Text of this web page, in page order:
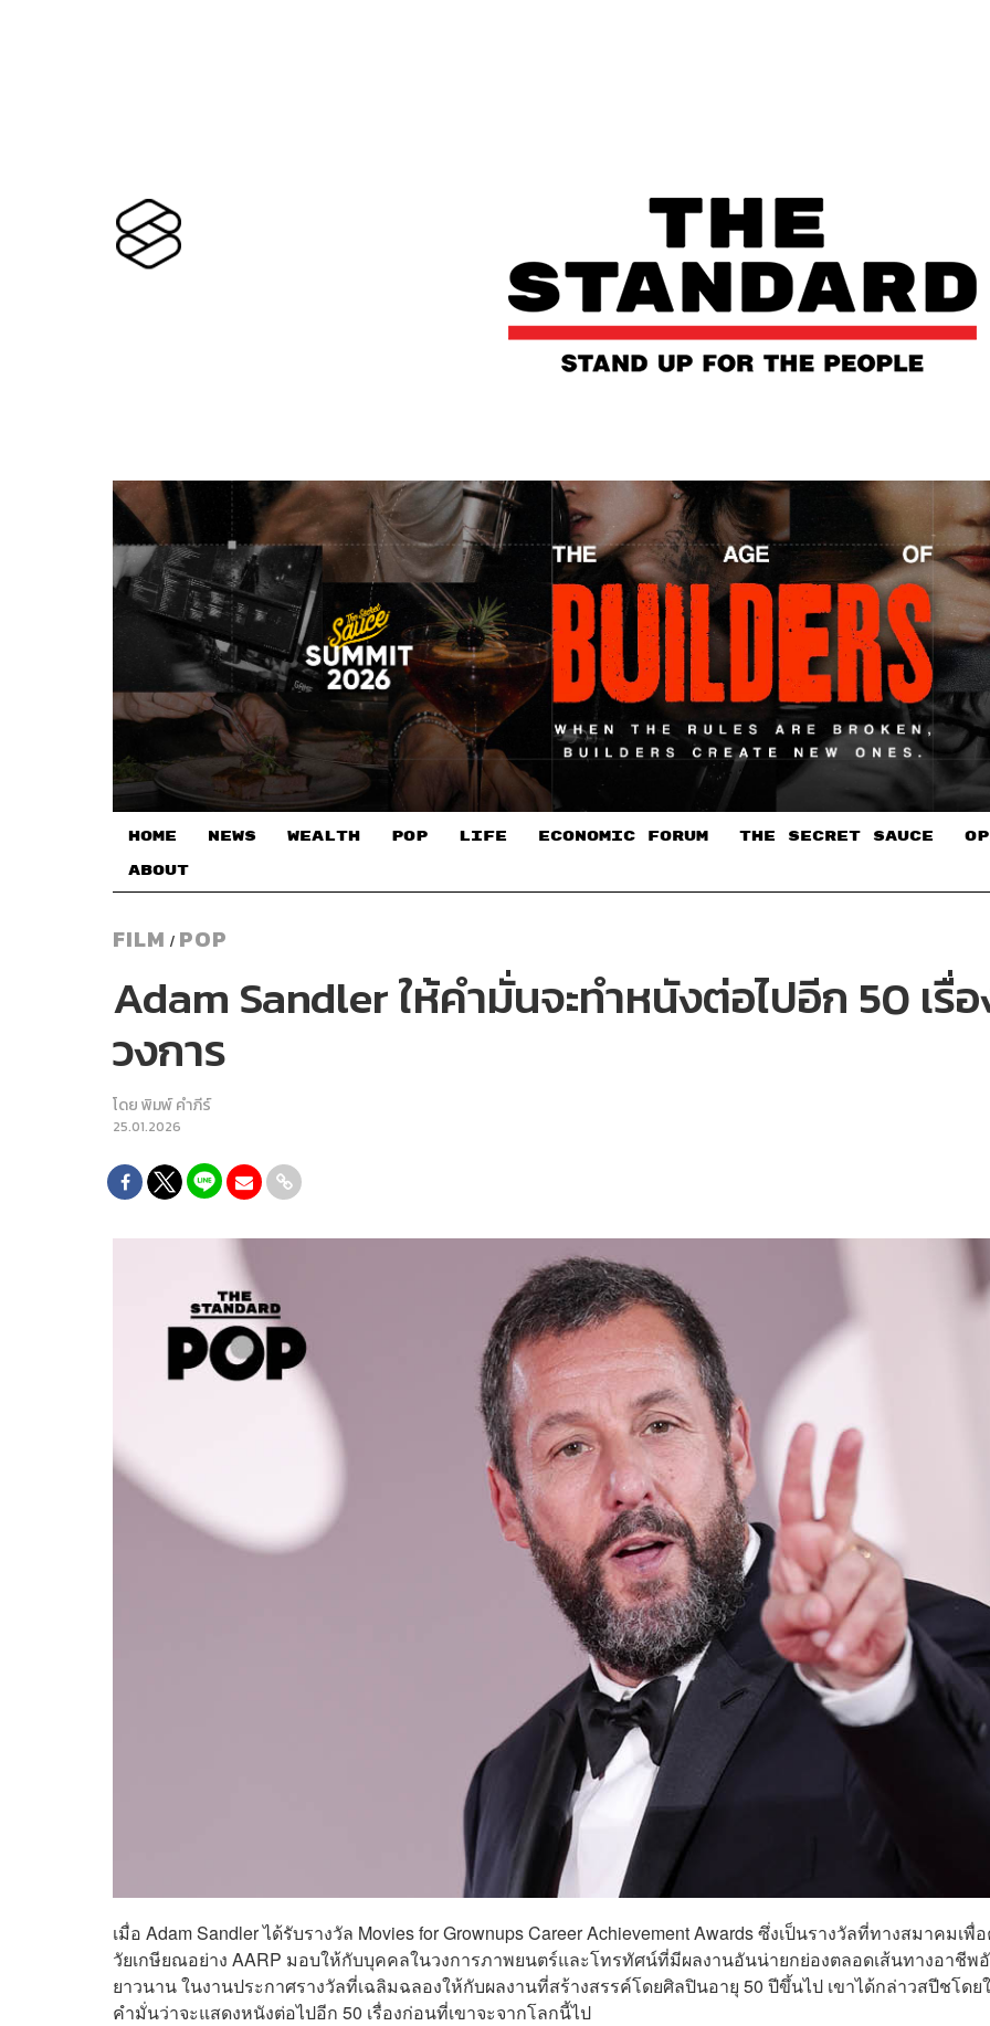
HOME NEWS WEALTH POP LIFE ECONOMIC FORUM THE SECRET SAUCE​
ABOUT
FILM / POP
Adam Sandler ให้คำมั่นจะทำหนังต่อไปอีก 50 เรื่
วงการ
โดยพิมพ์ คำภีร์
25.01.2026
เมื่อ Adam Sandler ได้รับรางวัล Movies for Grownups Career Achievement Awards ซึ่งเป็นรางวัลที่ทางสมาคมเพื่
วัยเกษียณอย่าง AARP มอบให้กับบุคคลในวงการภาพยนตร์และโทรทัศน์ที่มีผลงานอันน่ายกย่องตลอดเส้นทางอาชีพ
ยาวนาน ในงานประกาศรางวัลที่เฉลิมฉลองให้กับผลงานที่สร้างสรรค์โดยศิลปินอายุ 50 ปีขึ้นไป เขาได้กล่าวสปีชโดย
คำมั่นว่าจะแสดงหนังต่อไปอีก 50 เรื่องก่อนที่เขาจะจากโลกนี้ไป